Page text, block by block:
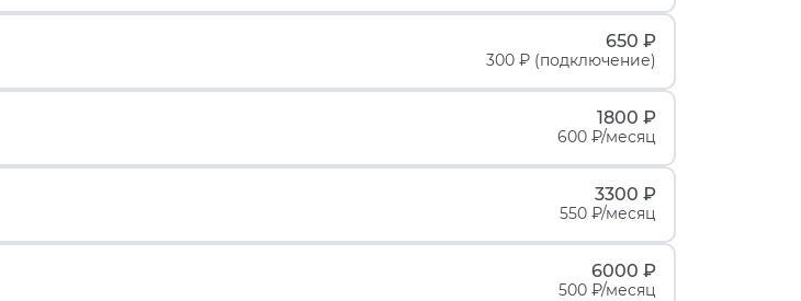
650 ₽
300 ₽ (подключение)
1800 ₽
600 ₽/месяц
3300 ₽
550 ₽/месяц
6000 ₽
500 ₽/месяц